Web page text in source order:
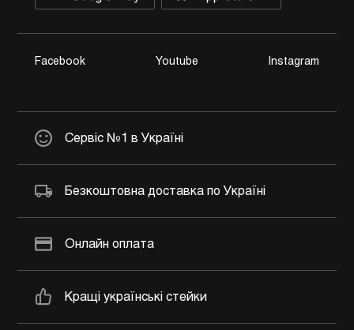
Facebook Youtube Instagram
Сервіс №1 в Україні
Безкоштовна доставка по Україні
Онлайн оплата
Кращі українські стейки